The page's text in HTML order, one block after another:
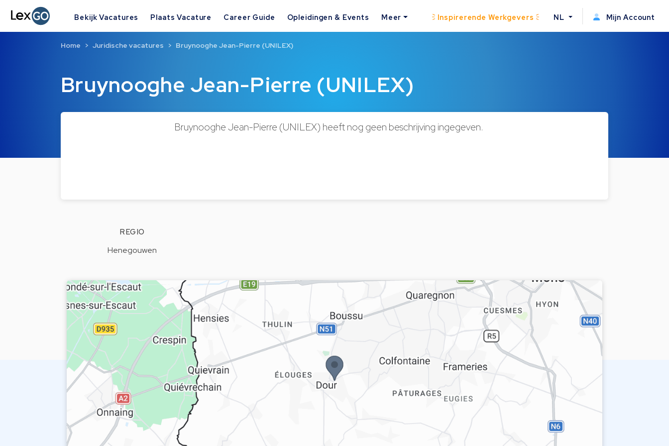
Bekijk Vacatures Plaats Vacature Career Guide Opleidingen & Events Meer Inspirerende Werkgevers NL Mijn Account
Bruynooghe Jean-Pierre (UNILEX)
Home Juridische vacatures Bruynooghe Jean-Pierre (UNILEX)
Bruynooghe Jean-Pierre (UNILEX) heeft nog geen beschrijving ingegeven.
REGIO
Henegouwen